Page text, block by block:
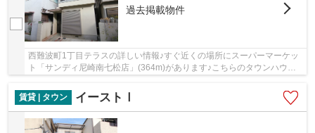
過去掲載物件
西難波町1丁目テラスの詳しい情報♪すぐ近くの場所にスーパーマーケッ
ト「サンディ尼崎南七松店」(364m)があります♪こちらのタウンハウス
賃貸 | タウン
イーストⅠ